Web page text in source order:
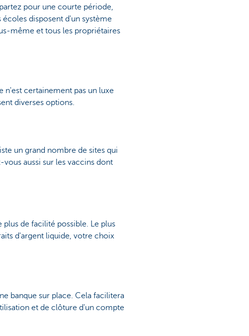
pour une courte période,
disposent d'un système
même et tous les propriétaires
n'est certainement pas un luxe
diverses options.
un grand nombre de sites qui
aussi sur les vaccins dont
de facilité possible. Le plus
d'argent liquide, votre choix
banque sur place. Cela facilitera
et de clôture d'un compte